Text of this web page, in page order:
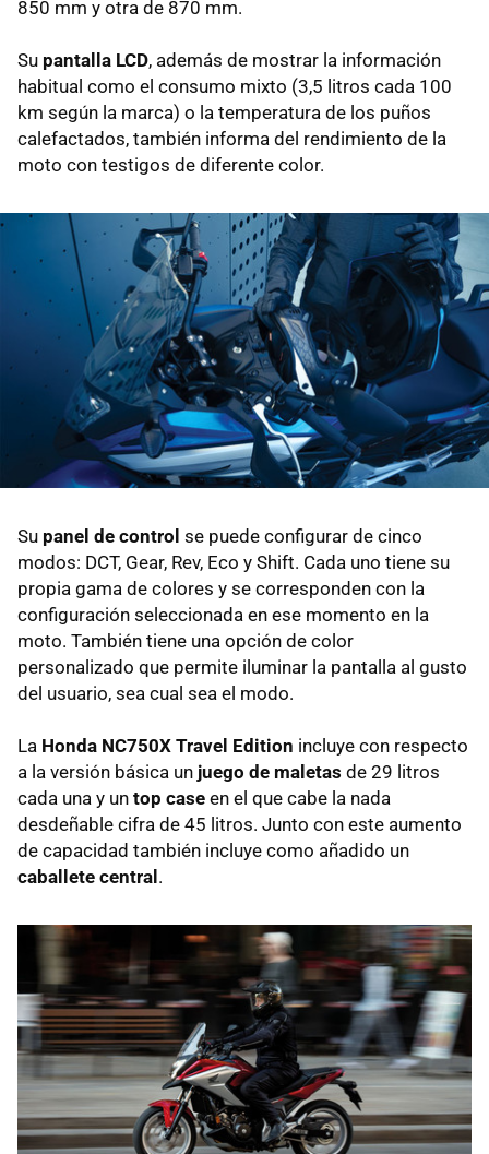
850 mm y otra de 870 mm.
Su pantalla LCD, además de mostrar la información
habitual como el consumo mixto (3,5 litros cada 100
km según la marca) o la temperatura de los puños
calefactados, también informa del rendimiento de la
moto con testigos de diferente color.
Su panel de control se puede configurar de cinco
modos: DCT, Gear, Rev, Eco y Shift. Cada uno tiene su
propia gama de colores y se corresponden con la
configuración seleccionada en ese momento en la
moto. También tiene una opción de color
personalizado que permite iluminar la pantalla al gusto
del usuario, sea cual sea el modo.
La Honda NC750X Travel Edition incluye con respecto
a la versión básica un juego de maletas de 29 litros
cada una y un top case en el que cabe la nada
desdeñable cifra de 45 litros. Junto con este aumento
de capacidad también incluye como añadido un
caballete central .